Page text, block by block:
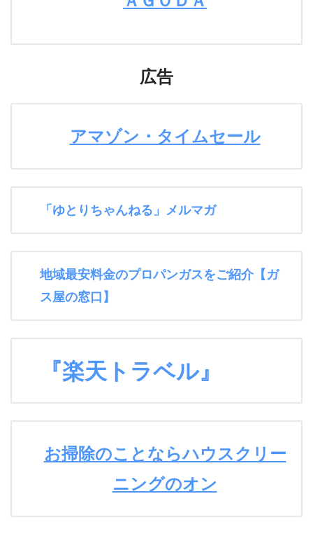
広告
アマゾン・タイムセール
「ゆとりちゃんねる」メルマガ
地域最安料金のプロパンガスをご紹介【ガ
ス屋の窓口】
『楽天トラベル』
お掃除のことならハウスクリー
ニングのオン